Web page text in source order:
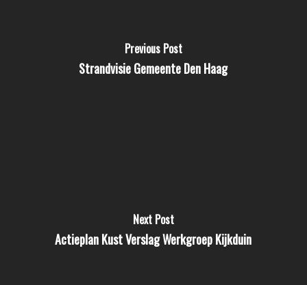
Previous Post
Strandvisie Gemeente Den Haag
Next Post
Actieplan Kust Verslag Werkgroep Kijkduin